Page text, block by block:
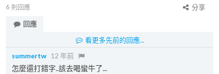
6 則回應
分享
回應
看更多先前的回應...
summertw 12 年前
怎麼還打錯字..該去喝蠻牛了...